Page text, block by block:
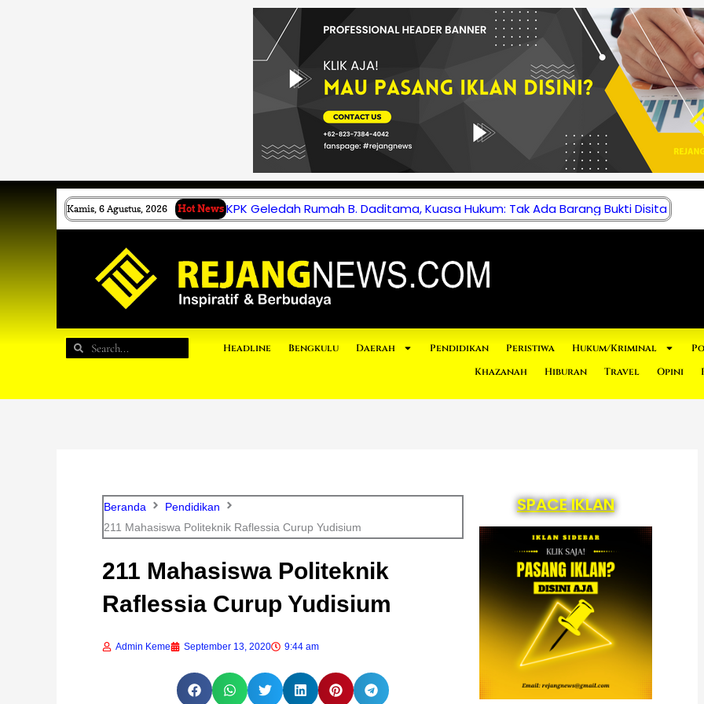
Kamis, 6 Agustus, 2026 Hot News KPK Geledah Rumah B. Daditama, Kuasa Hukum: Tak Ada Barang Bukti Disita
Search
Search Headline Bengkulu Daerah Pendidikan Peristiwa Hukum/Kriminal
Khazanah
Hiburan Travel Opini
Beranda
Pendidikan
211 Mahasiswa Politeknik Raflessia Curup Yudisium
211 Mahasiswa Politeknik
Raflessia Curup Yudisium
Admin Keme September 13, 2020 9:44 am
SPACE IKLAN